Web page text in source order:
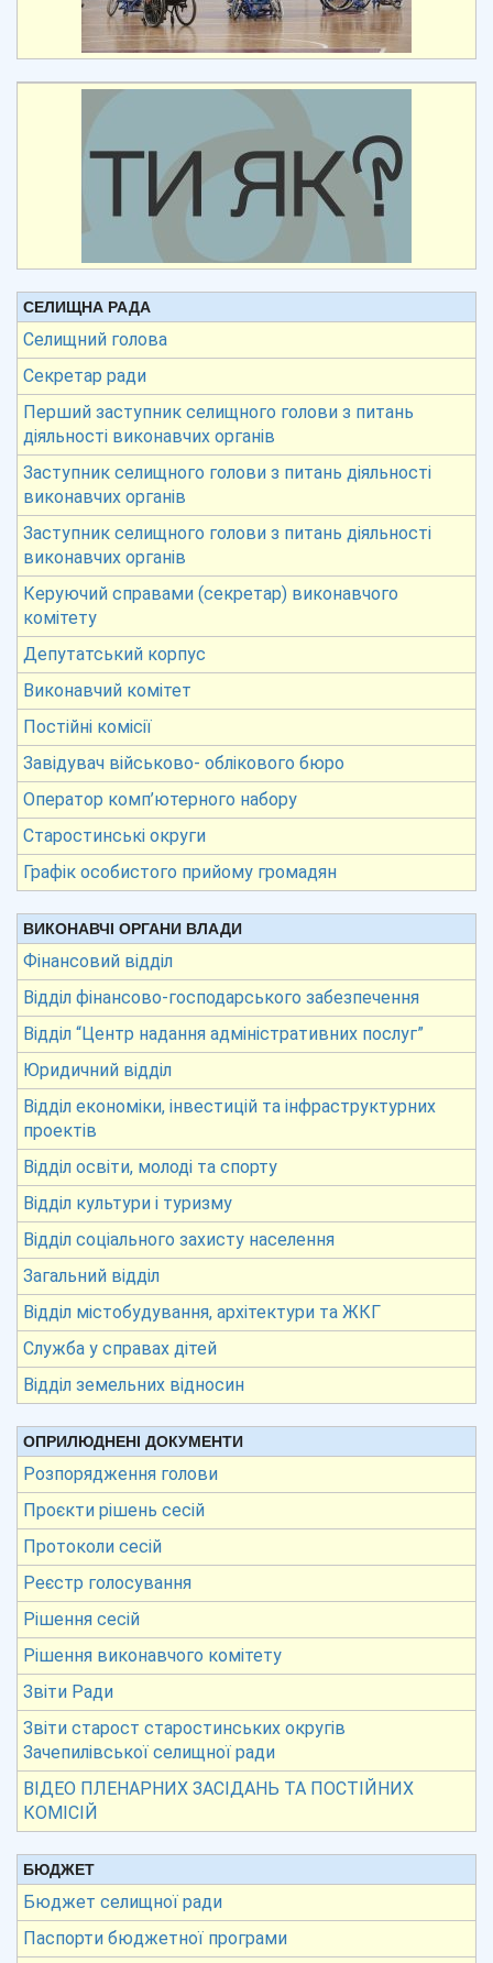
СЕЛИЩНА РАДА
Селищний голова
Секретар ради
Перший заступник селищного голови з питань
діяльності виконавчих органів
Заступник селищного голови з питань діяльності
виконавчих органів
Заступник селищного голови з питань діяльності
виконавчих органів
Керуючий справами (секретар) виконавчого
комітету
Депутатський корпус
Виконавчий комітет
Постійні комісії
Завідувач військово- облікового бюро
Оператор комп’ютерного набору
Старостинські округи
Графік особистого прийому громадян
ВИКОНАВЧІ ОРГАНИ ВЛАДИ
Фінансовий відділ
Відділ фінансово-господарського забезпечення
Відділ “Центр надання адміністративних послуг”
Юридичний відділ
Відділ економіки, інвестицій та інфраструктурних
проектів
Відділ освіти, молоді та спорту
Відділ культури і туризму
Відділ соціального захисту населення
Загальний відділ
Відділ містобудування, архітектури та ЖКГ
Служба у справах дітей
Відділ земельних відносин
ОПРИЛЮДНЕНІ ДОКУМЕНТИ
Розпорядження голови
Проєкти рішень сесій
Протоколи сесій
Реєстр голосування
Рішення сесій
Рішення виконавчого комітету
Звіти Ради
Звіти старост старостинських округів
Зачепилівської селищної ради
ВІДЕО ПЛЕНАРНИХ ЗАСІДАНЬ ТА ПОСТІЙНИХ
КОМІСІЙ
БЮДЖЕТ
Бюджет селищної ради
Паспорти бюджетної програми